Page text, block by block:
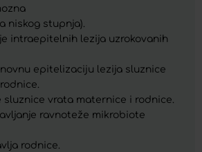
niskog stupnja).
intraepitelnih lezija uzrokovanih
epitelizaciju lezija sluznice
sluznice vrata maternice i rodnice.
ravnoteže mikrobiote
rodnice.